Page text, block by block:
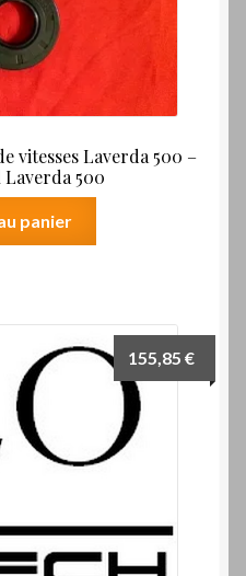
vitesses Laverda 500 –
500
panier
155,85€